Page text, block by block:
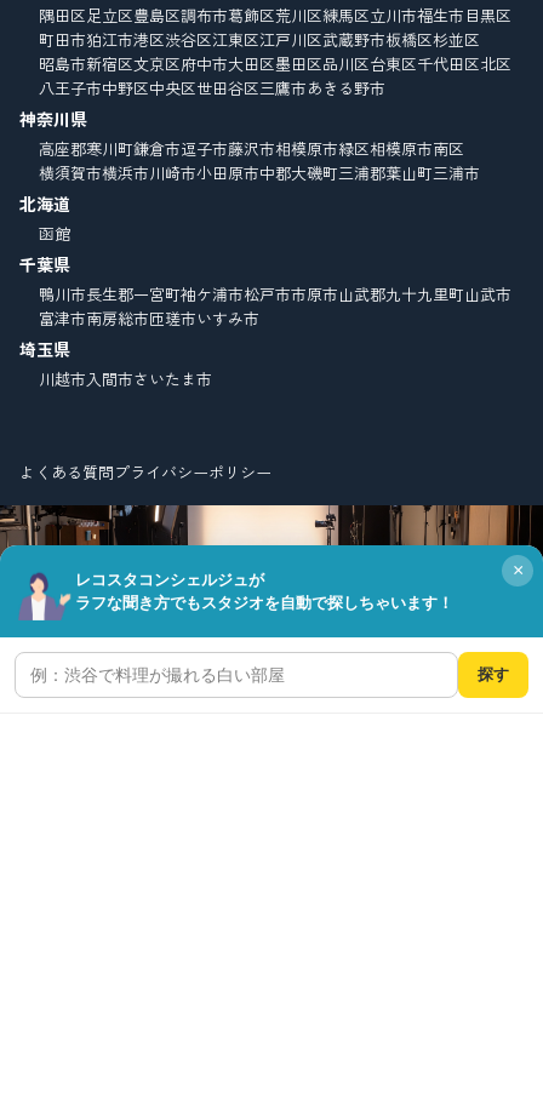
隅田区足立区豊島区調布市葛飾区荒川区練馬区立川市福生市 目黒区
町田市狛江市港区渋谷区江東区江戸川区武蔵野市板橋区杉並区
昭島市新宿区文京区府中市大田区墨田区品川区台東区千代田区北区
八王子市中野区中央区世田谷区三鷹市あきる野市
神奈川県
高座郡寒川町鎌倉市逗子市藤沢市相模原市緑区相模原市南区
横須賀市横浜市川崎市小田原市中郡大磯町三浦郡葉山町三浦市
北海道
函館
千葉県
鴨川市長生郡一宮町袖ケ浦市松戸市市原市山武郡九十九里町山武市
富津市南房総市匝瑳市いすみ市
埼玉県
川越市入間市さいたま市
よくある質問プライバシーポリシー
© Copyright FIELD CO.,LTD. all right reserved.
レコスタコンシェルジュが
ラフな聞き方でもスタジオを自動で探しちゃいます！
×
探す